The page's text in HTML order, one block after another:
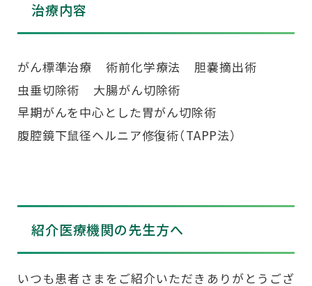
がん標準治療 術前化学療法
胆嚢摘出術
虫垂切除術
大腸がん切除術
早期がんを中心とした胃がん切除術
腹腔鏡下鼠径ヘルニア修復術（TAPP法）
いつも患者さまをご紹介いただきありがとうござ